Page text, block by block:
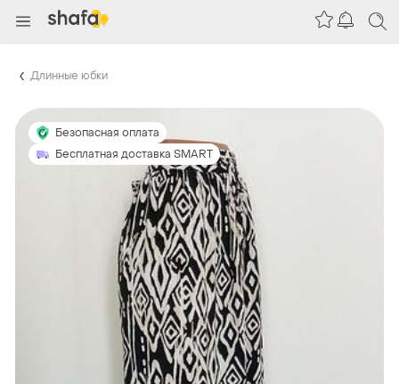
Длинные юбки
Безопасная оплата
Бесплатная доставка SMART